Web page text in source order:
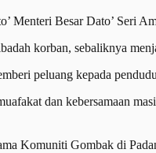
Menteri Besar Dato’ Seri
korban, sebaliknya
peluang kepada
dan kebersamaan
Komuniti Gombak di